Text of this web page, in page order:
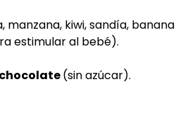
manzana, kiwi, sandía, banana
estimular al bebé).
(sin azúcar).